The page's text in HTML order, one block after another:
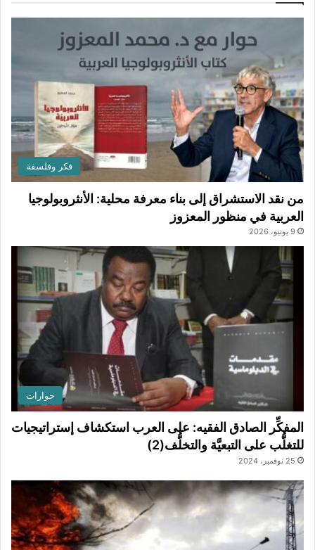
فكر وفلسفة
من نقد الاستشراق إلى بناء معرفة محلية: الأنثروبولوجيا
العربية في منظور المعزوز
9 يونيو، 2026
حوارات
المفكِّر الصادق الفقيه: على العرب استكشاف إستراتيجيات
للتغلُّب على التبعيَّة والتخلُّف(2)
25 نوفمبر، 2024